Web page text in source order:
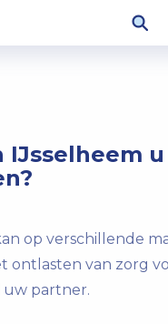
IJsselheem u
op verschillende
ontlasten van zorg
uw partner.